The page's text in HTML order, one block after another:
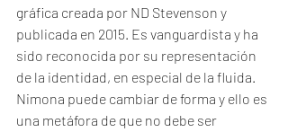
gráfica creada por ND Stevenson y
publicada en 2015. Es vanguardista y ha
sido reconocida por su representación
de la identidad, en especial de la fluida.
Nimona puede cambiar de forma y ello es
una metáfora de que no debe ser